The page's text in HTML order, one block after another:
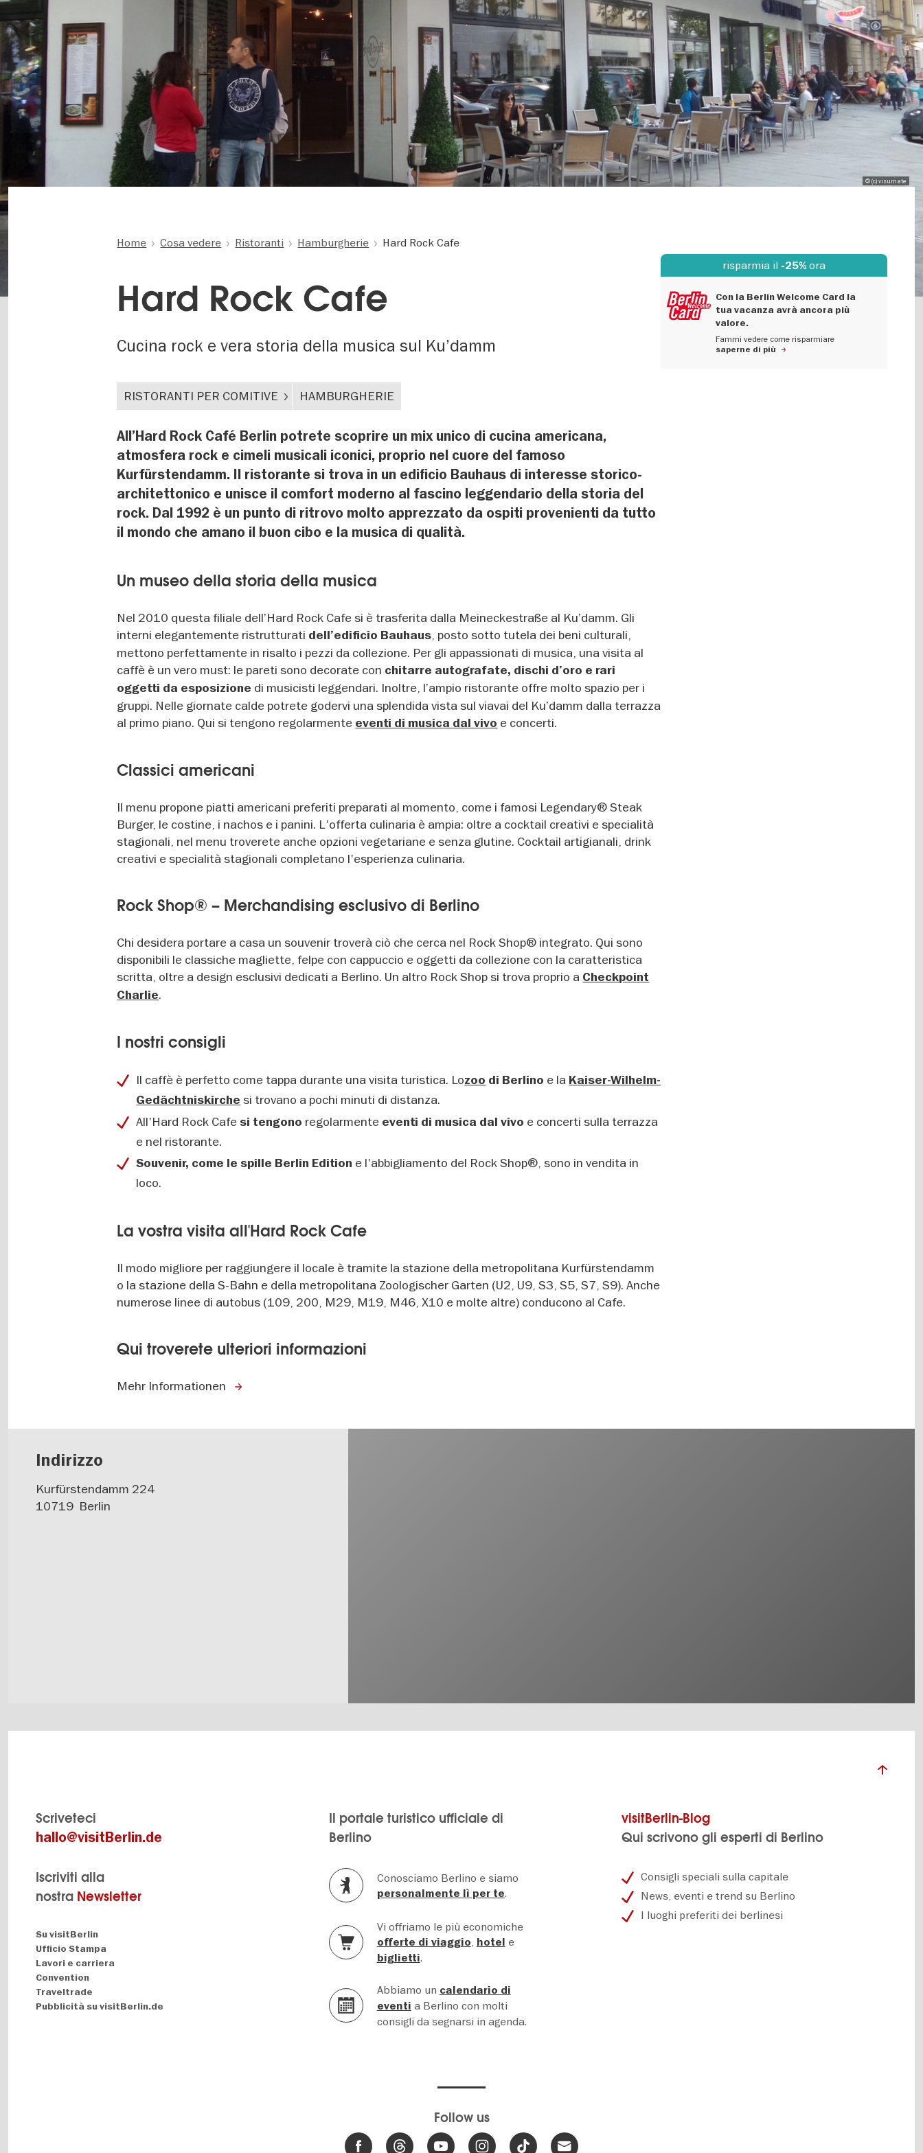
© (c) visumate
Home Cosa vedere Ristoranti Hamburgherie Hard Rock Cafe
Hard Rock Cafe
Cucina rock e vera storia della musica sul Ku’damm
risparmia il -25% ora
Con la Berlin Welcome Card la
tua vacanza avrà ancora più
valore.
Fammi vedere come risparmiare
saperne di più
RISTORANTI PER COMITIVE HAMBURGHERIE
All’Hard Rock Café Berlin potrete scoprire un mix unico di cucina americana,
atmosfera rock e cimeli musicali iconici, proprio nel cuore del famoso
Kurfürstendamm. Il ristorante si trova in un edificio Bauhaus di interesse storico-
architettonico e unisce il comfort moderno al fascino leggendario della storia del
rock. Dal 1992 è un punto di ritrovo molto apprezzato da ospiti provenienti da tutto
il mondo che amano il buon cibo e la musica di qualità.
Un museo della storia della musica
Nel 2010 questa filiale dell’Hard Rock Cafe si è trasferita dalla Meineckestraße al Ku’damm. Gli
interni elegantemente ristrutturati dell’edificio Bauhaus, posto sotto tutela dei beni culturali,
mettono perfettamente in risalto i pezzi da collezione. Per gli appassionati di musica, una visita al
caffè è un vero must: le pareti sono decorate con chitarre autografate, dischi d’oro e rari
oggetti da esposizione di musicisti leggendari. Inoltre, l’ampio ristorante offre molto spazio per i
gruppi. Nelle giornate calde potrete godervi una splendida vista sul viavai del Ku’damm dalla terrazza
al primo piano. Qui si tengono regolarmente eventi di musica dal vivo e concerti.
Classici americani
Il menu propone piatti americani preferiti preparati al momento, come i famosi Legendary® Steak
Burger, le costine, i nachos e i panini. L'offerta culinaria è ampia: oltre a cocktail creativi e specialità
stagionali, nel menu troverete anche opzioni vegetariane e senza glutine. Cocktail artigianali, drink
creativi e specialità stagionali completano l'esperienza culinaria.
Rock Shop® – Merchandising esclusivo di Berlino
Chi desidera portare a casa un souvenir troverà ciò che cerca nel Rock Shop® integrato. Qui sono
disponibili le classiche magliette, felpe con cappuccio e oggetti da collezione con la caratteristica
scritta, oltre a design esclusivi dedicati a Berlino. Un altro Rock Shop si trova proprio a Checkpoint
Charlie.
I nostri consigli
Il caffè è perfetto come tappa durante una visita turistica. Lozoo di Berlino e la Kaiser-Wilhelm-
Gedächtniskirche si trovano a pochi minuti di distanza.
All'Hard Rock Cafesi tengono regolarmente eventi di musica dal vivo e concerti sulla terrazza
e nel ristorante.
Souvenir, come le spille Berlin Edition e l'abbigliamento del Rock Shop®, sono in vendita in
loco.
La vostra visita all'Hard Rock Cafe
Il modo migliore per raggiungere il locale è tramite la stazione della metropolitana Kurfürstendamm
o la stazione della S-Bahn e della metropolitana Zoologischer Garten (U2, U9, S3, S5, S7, S9). Anche
numerose linee di autobus (109, 200, M29, M19, M46, X10 e molte altre) conducono al Cafe.
Qui troverete ulteriori informazioni
Mehr Informationen
Indirizzo
Kurfürstendamm 224
10719 Berlin
Scriveteci
hallo@visitBerlin.de
Iscriviti alla
nostra Newsletter
Navigation:
About
Su visitBerlin
Ufficio Stampa
Lavori e carriera
Convention
Traveltrade
Pubblicità su visitBerlin.de
Il portale turistico ufficiale di
Berlino
Conosciamo Berlino e siamo
personalmente lì per te.
Vi offriamo le più economiche
offerte di viaggio, hotel e
biglietti.
Abbiamo un calendario di
eventi a Berlino con molti
consigli da segnarsi in agenda.
visitBerlin-Blog
Qui scrivono gli esperti di Berlino
Consigli speciali sulla capitale
News, eventi e trend su Berlino
I luoghi preferiti dei berlinesi
Follow us